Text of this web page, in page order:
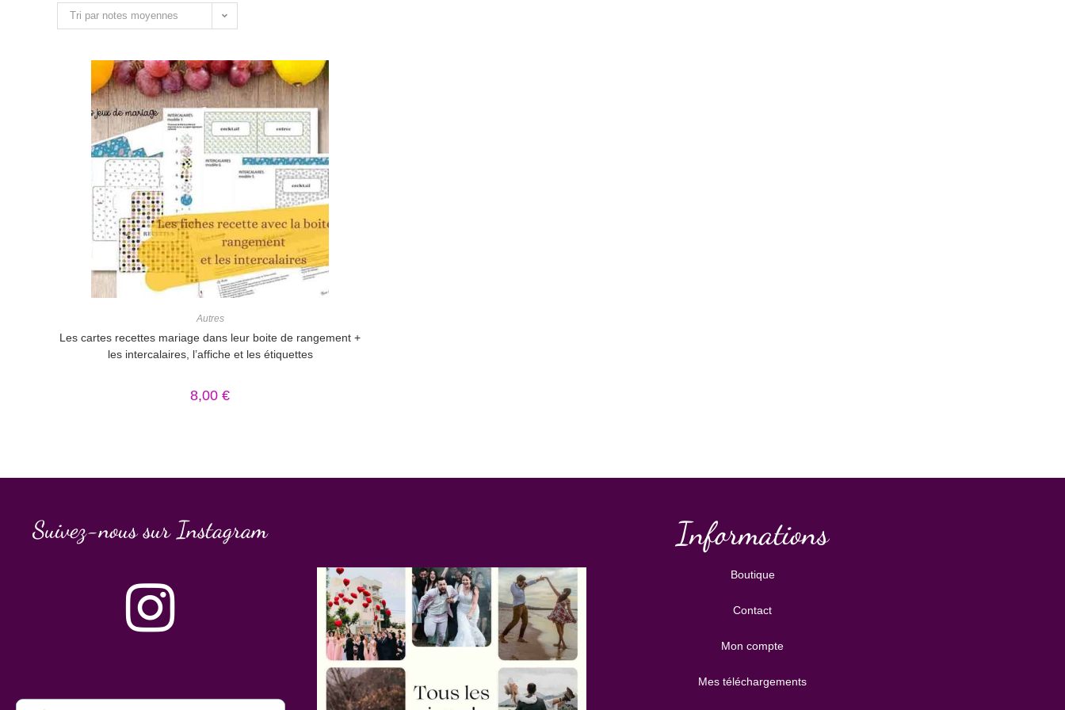
Tri par notes moyennes
Autres
Les cartes recettes mariage dans leur boite de rangement +
les intercalaires, l’affiche et les étiquettes
8,00€
Suivez-nous sur Instagram Informations
Boutique
Contact
Mon compte
Mes téléchargements